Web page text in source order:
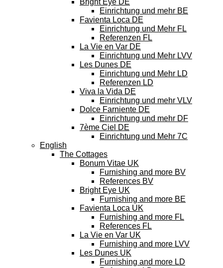
Bright Eye DE
Einrichtung und mehr BE
Favienta Loca DE
Einrichtung und Mehr FL
Referenzen FL
La Vie en Var DE
Einrichtung und Mehr LVV
Les Dunes DE
Einrichtung und Mehr LD
Referenzen LD
Viva la Vida DE
Einrichtung und mehr VLV
Dolce Farniente DE
Einrichtung und mehr DF
7ème Ciel DE
Einrichtung und Mehr 7C
English
The Cottages
Bonum Vitae UK
Furnishing and more BV
References BV
Bright Eye UK
Furnishing and more BE
Favienta Loca UK
Furnishing and more FL
References FL
La Vie en Var UK
Furnishing and more LVV
Les Dunes UK
Furnishing and more LD